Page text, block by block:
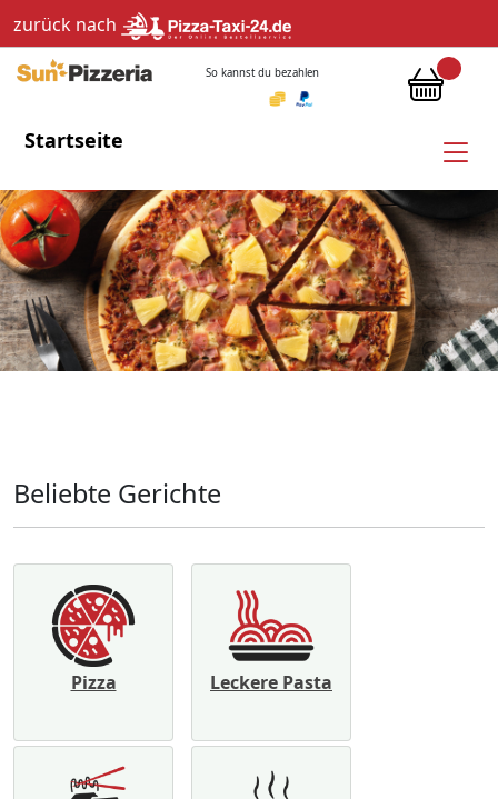
zurück nach
So kannst du bezahlen
Startseite
Beliebte Gerichte
Pizza Leckere Pasta